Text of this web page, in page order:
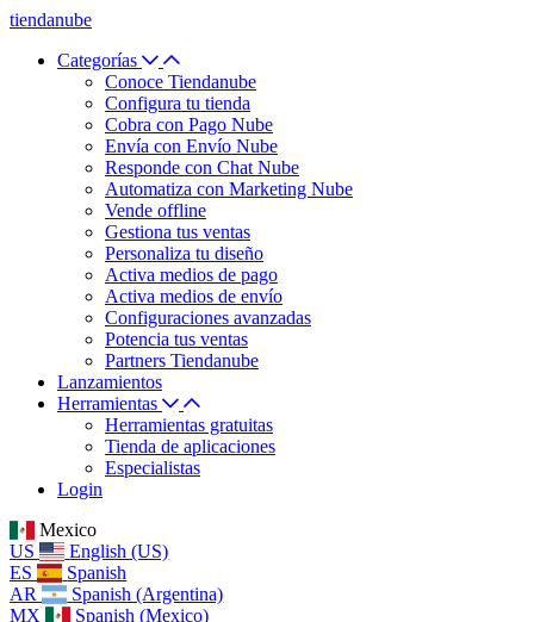
tiendanube
Categorías
Conoce Tiendanube
Configura tu tienda
Cobra con Pago Nube
Envía con Envío Nube
Responde con Chat Nube
Automatiza con Marketing Nube
Vende offline
Gestiona tus ventas
Personaliza tu diseño
Activa medios de pago
Activa medios de envío
Configuraciones avanzadas
Potencia tus ventas
Partners Tiendanube
Lanzamientos
Herramientas
Herramientas gratuitas
Tienda de aplicaciones
Especialistas
Login
Mexico
US
English (US)
ES
Spanish
AR
Spanish (Argentina)
MX
Spanish (Mexico)